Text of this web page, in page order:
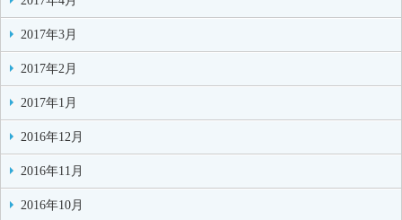
2017年3月
2017年2月
2017年1月
2016年12月
2016年11月
2016年10月